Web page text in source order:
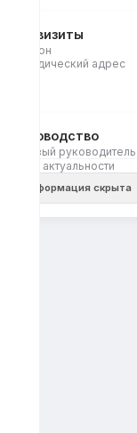
Реквизиты
Регион
Юридический адрес
Руководство
Первый руководитель
Дата актуальности
Информация скрыта